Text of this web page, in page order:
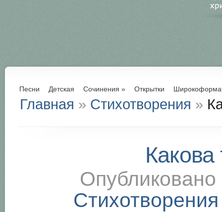
Песни Детская Сочинения » Открытки
Главная » Стихотворения »
Какова
Опубликовано
Стихотворения